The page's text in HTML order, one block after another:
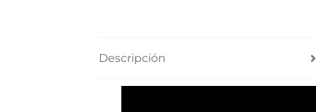
Descripción